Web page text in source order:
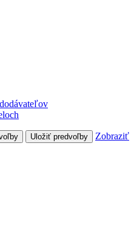
Uložiť predvoľby
Zobraziť